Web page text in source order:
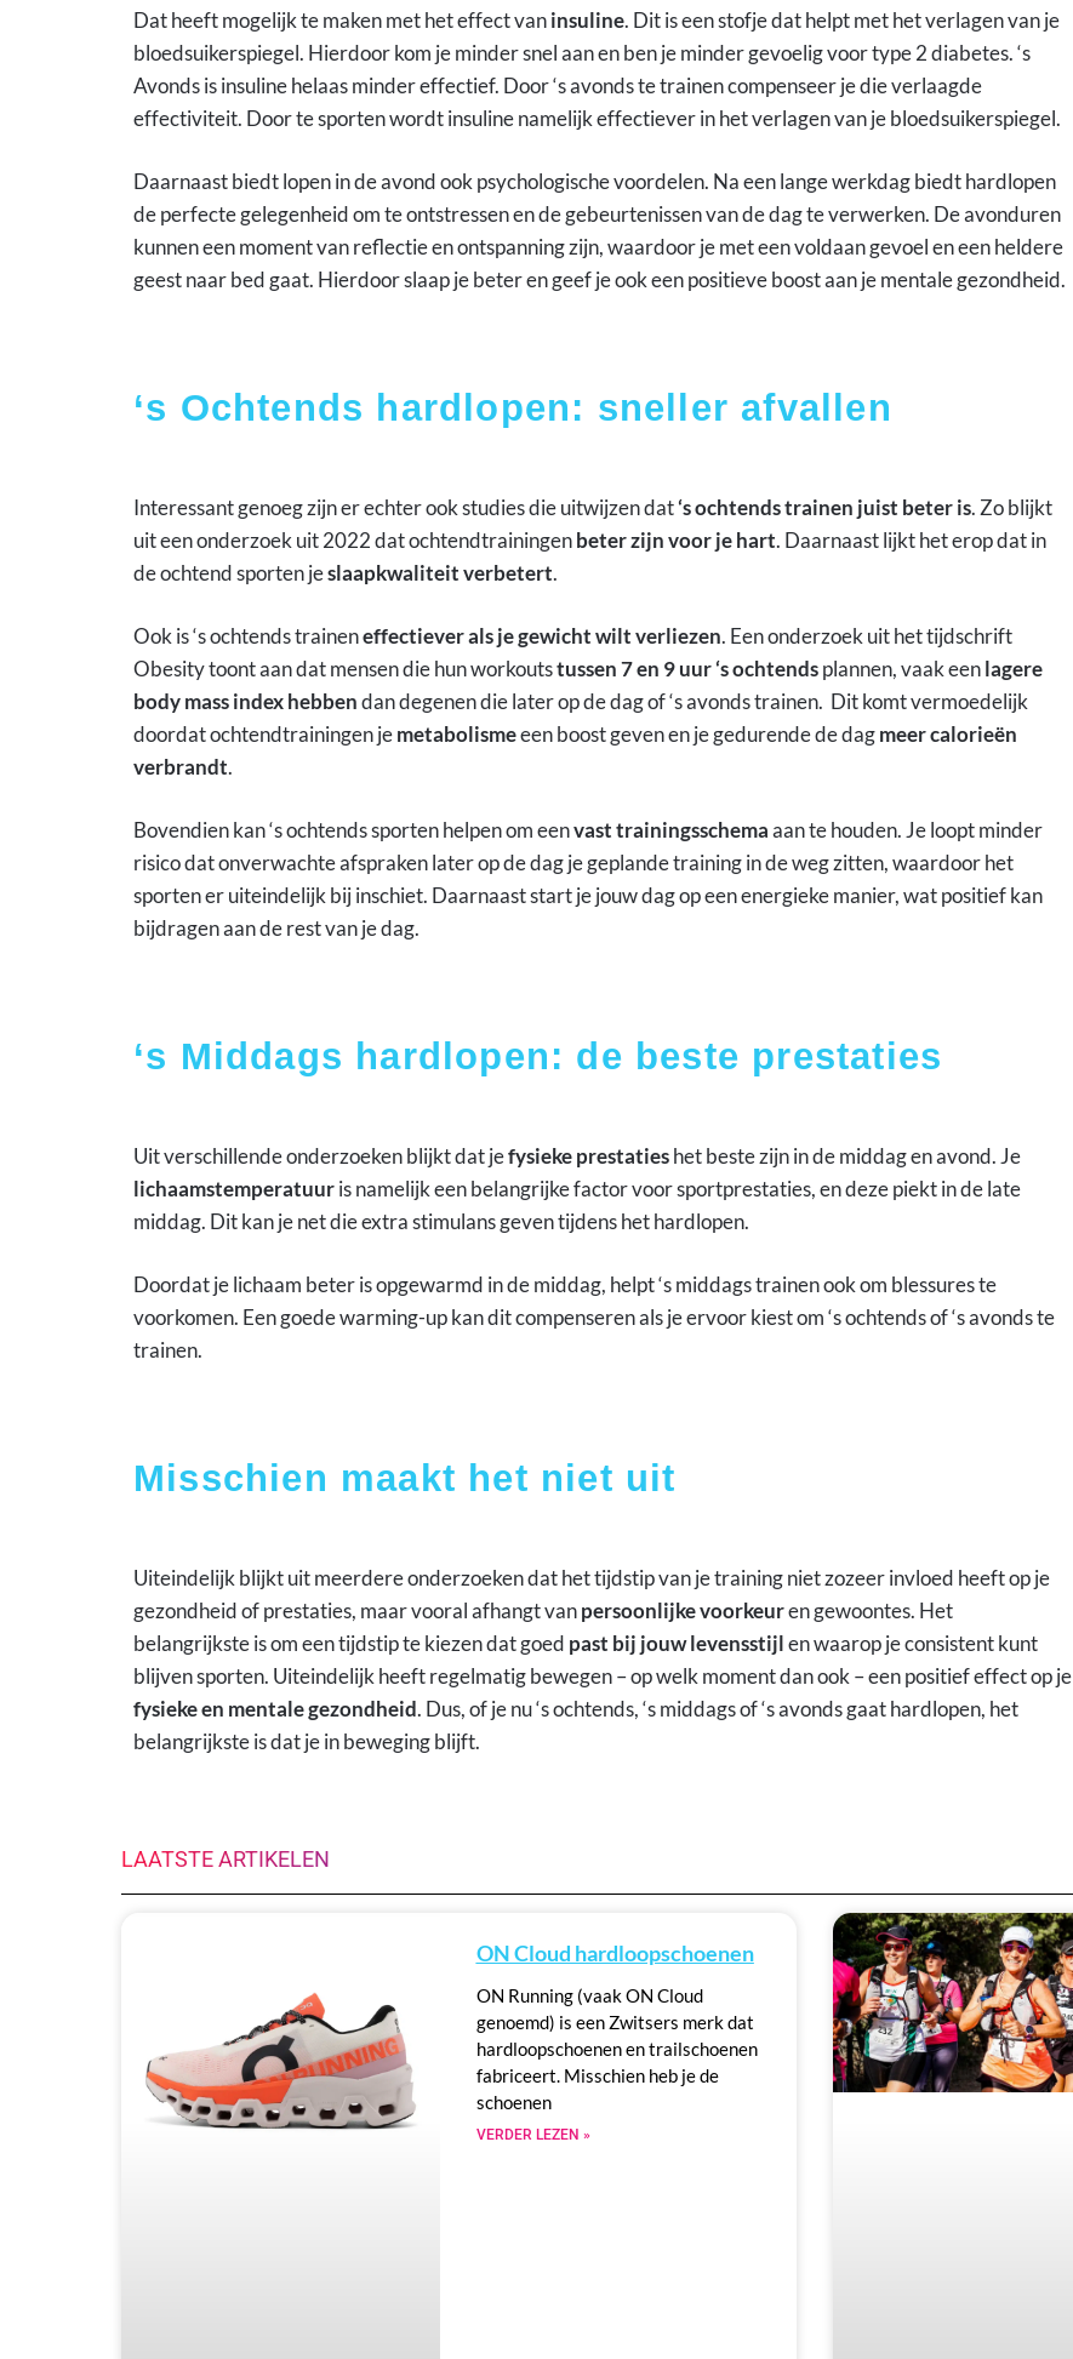
Dat heeft mogelijk te maken met het effect vaninsuline. Dit is een stofje dat helpt met het verlagen van je
bloedsuikerspiegel. Hierdoor kom je minder snel aan en ben je minder gevoelig voor type 2 diabetes. ‘s
Avonds is insuline helaas minder effectief. Door ‘s avonds te trainen compenseer je die verlaagde
effectiviteit. Door te sporten wordt insuline namelijk effectiever in het verlagen van je bloedsuikerspiegel.
Daarnaast biedt lopen in de avond ook psychologische voordelen. Na een lange werkdag biedt hardlopen
de perfecte gelegenheid om te ontstressen en de gebeurtenissen van de dag te verwerken. De avonduren
kunnen een moment van reflectie en ontspanning zijn, waardoor je met een voldaan gevoel en een heldere
geest naar bed gaat. Hierdoor slaap je beter en geef je ook een positieve boost aan je mentale gezondheid.
‘s Ochtends hardlopen: sneller afvallen
Interessant genoeg zijn er echter ook studies die uitwijzen dat‘s ochtends trainen juist beter is. Zo blijkt
uit een onderzoek uit 2022 dat ochtendtrainingenbeter zijn voor je hart. Daarnaast lijkt het erop dat in
de ochtend sporten jeslaapkwaliteit verbetert.
Ook is ‘s ochtends traineneffectiever als je gewicht wilt verliezen. Een onderzoek uit het tijdschrift
Obesity toont aan dat mensen die hun workoutstussen 7 en 9 uur ‘s ochtendsplannen, vaak eenlagere
body mass index hebbendan degenen die later op de dag of ‘s avonds trainen. Dit komt vermoedelijk
doordat ochtendtrainingen jemetabolismeeen boost geven en je gedurende de dagmeer calorieën
verbrandt.
Bovendien kan ‘s ochtends sporten helpen om eenvast trainingsschemaaan te houden. Je loopt minder
risico dat onverwachte afspraken later op de dag je geplande training in de weg zitten, waardoor het
sporten er uiteindelijk bij inschiet. Daarnaast start je jouw dag op een energieke manier, wat positief kan
bijdragen aan de rest van je dag.
‘s Middags hardlopen: de beste prestaties
Uit verschillende onderzoeken blijkt dat jefysieke prestatieshet beste zijn in de middag en avond. Je
lichaamstemperatuuris namelijk een belangrijke factor voor sportprestaties, en deze piekt in de late
middag. Dit kan je net die extra stimulans geven tijdens het hardlopen.
Doordat je lichaam beter is opgewarmd in de middag, helpt ‘s middags trainen ook om blessures te
voorkomen. Een goede warming-up kan dit compenseren als je ervoor kiest om ‘s ochtends of ‘s avonds te
trainen.
Misschien maakt het niet uit
Uiteindelijk blijkt uit meerdere onderzoeken dat het tijdstip van je training niet zozeer invloed heeft op je
gezondheid of prestaties, maar vooral afhangt vanpersoonlijke voorkeuren gewoontes. Het
belangrijkste is om een tijdstip te kiezen dat goed past bij jouw levensstijlen waarop je consistent kunt
blijven sporten. Uiteindelijk heeft regelmatig bewegen – op welk moment dan ook – een positief effect op je
fysieke en mentale gezondheid. Dus, of je nu ‘s ochtends, ‘s middags of ‘s avonds gaat hardlopen, het
belangrijkste is dat je in beweging blijft.
LAATSTE ARTIKELEN
ON Cloud hardloopschoenen
ON Running (vaak ON Cloud
genoemd) is een Zwitsers merk dat
hardloopschoenen en trailschoenen
fabriceert. Misschien heb je de
schoenen
VERDER LEZEN »